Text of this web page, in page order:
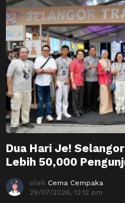
Dua Hari Je!
Lebih 50,000
oleh Cema Cempaka
29/07/2026, 12:12 pm